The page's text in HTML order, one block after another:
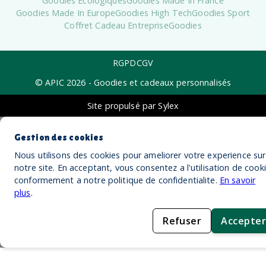
Goodies Made In EuropeGoodies High TechGoodies Sport
Coffret Cadeau EntrepriseGoodies
RGPDCGV
© APIC 2026 - Goodies et cadeaux personnalisés
Site propulsé par Sylex
Gestion des cookies
Nous utilisons des cookies pour ameliorer votre experience sur
notre site. En acceptant, vous consentez a l'utilisation de
conformement a notre politique de confidentialite. En savoir
plus.
Refuser Accepter